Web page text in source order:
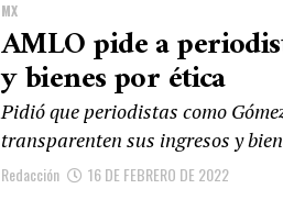
MX
AMLO pide a
y bienes por ética
Pidió que periodistas como
transparenten sus ingresos y
Redacción 16 DE FEBRERO DE 2022